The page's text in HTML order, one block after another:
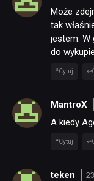
Może
tak
jestem. W
do
Cytuj
MantroX
A kiedy
Cytuj
teken